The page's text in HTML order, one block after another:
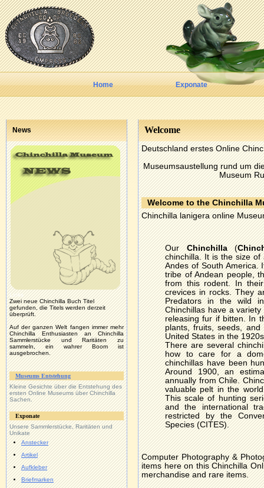
Home Exponate
News
Links
Zwei neue Chinchilla Buch Titel
gefunden, die Titels werden derzeit
überprüft.
Auf der ganzen Welt fangen immer mehr
Chinchilla Enthusiasten an Chinchilla
Sammlerstücke und Raritäten zu
sammeln, ein wahrer Boom ist
ausgebrochen.
Museums Entstehung
Kleine Gesichte über die Entstehung des
ersten Online Museums über Chinchilla
Sachen.
Exponate
UnsereSammlerstücke, Raritäten und
Unikate
Anstecker
Artikel
Aufkleber
Briefmarken
Welcome
Deutschland erstes Online
Museumsaustellung rund um
Museum
Welcome to the Chinchilla
Chinchilla lanigera online
OurChinchilla(
chinchilla. It is the size
Andes of South America.
tribe of Andean people,
from this rodent. In
crevices in rocks. They
Predators in the wild
Chinchillas have a
releasing fur if bitten. In
plants, fruits, seeds,
United States in the
There are several
how to care for a
chinchillas have been
Around 1900, an
annually from Chile.
valuable pelt in the
This scale of hunting
and the international
restricted by the
Species (CITES).
Computer Photography &
items here on this Chinchilla
merchandise and rare items.